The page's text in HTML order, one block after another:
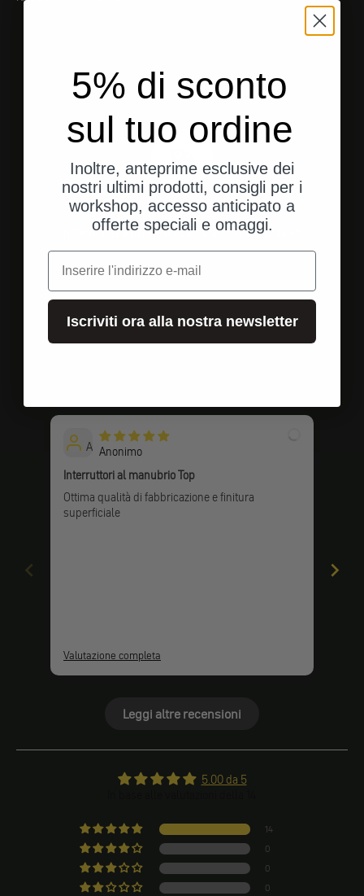
Spedizione gratuita
in Germania a partire da 250 € di valore d'acquisto
Vai all'elemento 1
Vai all'elemento 2
Vai all'elemento 3
A Anonimo
Interruttori al manubrio Top
Ottima qualità di fabbricazione e finitura
superficiale
Valutazione completa
Leggi altre recensioni
5.00 da 5
14
0
0
0
5% di sconto
sul tuo ordine
Inoltre, anteprime esclusive dei
nostri ultimi prodotti, consigli per i
workshop, accesso anticipato a
offerte speciali e omaggi.
e-mail
Iscriviti ora alla nostra newsletter